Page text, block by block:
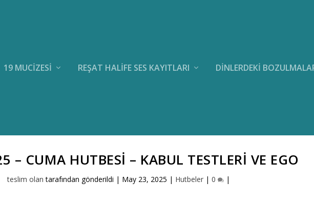
19 MUCIZESI REŞAT HALIFE SES KAYITLARI DINLERDEKI
– CUMA HUTBESI – KABUL TESTLERI VE EGO
teslim olan tarafından gönderildi | May 23, 2025 | Hutbeler |0 |